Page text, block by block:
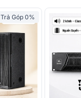
Trả Góp 0%